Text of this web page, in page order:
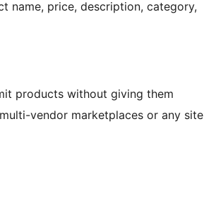
name, price, description, category,
products without giving them
vendor marketplaces or any site